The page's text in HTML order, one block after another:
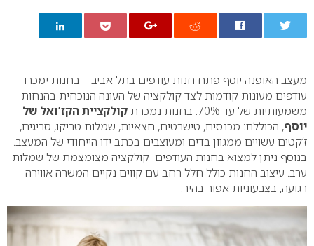
מעצב האופנה יוסף פתח חנות עודפים בתל אביב – בחנות ימכרו
עודפים מעונות קודמות לצד קולקציה של העונה הנוכחית בהנחות
משמעותיות של עד 70%. בחנות נמכרת
קולקציית הקז’ואל של
יוסף, הכוללת: מכנסים, טישרטים, חצאיות, שמלות טריקו, סריגים,
ז’קטים עשויים ממגוון בדים ומעוצבים בכתב ידו הייחודי של המעצב.
בנוסף ניתן למצוא בחנות העודפים קולקציה מצומצמת של שמלות
ערב. עיצוב החנות כולל חלל רחב עם קווים נקיים המשרה אווירה
רגועה, בצבעוניות אפור בהיר.